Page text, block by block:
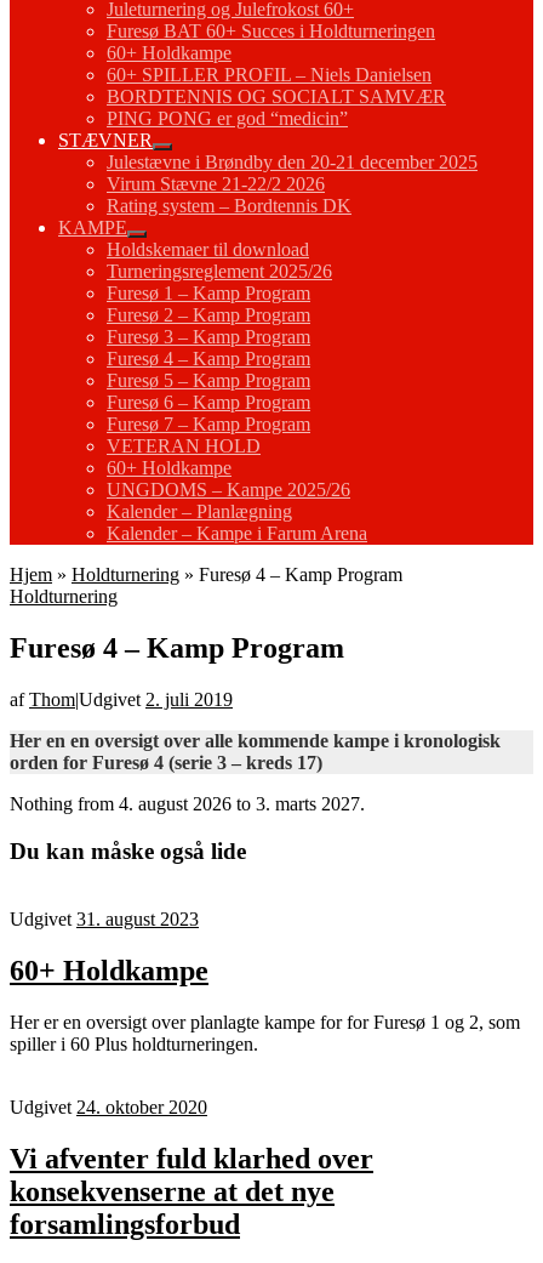
Juleturnering og Julefrokost 60+
Furesø BAT 60+ Succes i Holdturneringen
60+ Holdkampe
60+ SPILLER PROFIL – Niels Danielsen
BORDTENNIS OG SOCIALT SAMVÆR
PING PONG er god “medicin”
STÆVNER
Julestævne i Brøndby den 20-21 december 2025
Virum Stævne 21-22/2 2026
Rating system – Bordtennis DK
KAMPE
Holdskemaer til download
Turneringsreglement 2025/26
Furesø 1 – Kamp Program
Furesø 2 – Kamp Program
Furesø 3 – Kamp Program
Furesø 4 – Kamp Program
Furesø 5 – Kamp Program
Furesø 6 – Kamp Program
Furesø 7 – Kamp Program
VETERAN HOLD
60+ Holdkampe
UNGDOMS – Kampe 2025/26
Kalender – Planlægning
Kalender – Kampe i Farum Arena
Hjem » Holdturnering » Furesø 4 – Kamp Program
Holdturnering
Furesø 4 – Kamp Program
afThom|Udgivet 2. juli 2019
Her en en oversigt over alle kommende kampe i kronologisk
orden for Furesø 4 (serie 3 – kreds 17)
Nothing from 4. august 2026 to 3. marts 2027.
Du kan måske også lide
Udgivet 31. august 2023
60+ Holdkampe
Her er en oversigt over planlagte kampe for for Furesø 1 og 2, som
spiller i 60 Plus holdturneringen.
Udgivet 24. oktober 2020
Vi afventer fuld klarhed over
konsekvenserne at det nye
forsamlingsforbud